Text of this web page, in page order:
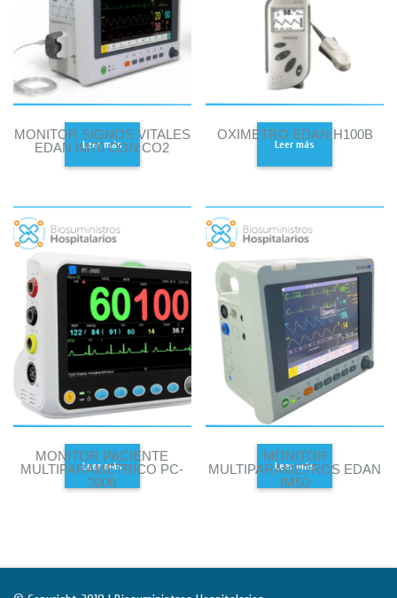
MONITOR SIGNOS VITALES
EDAN IM70 CON CO2
Leer más
OXIMETRO EDAN H100B
Leer más
MONITOR PACIENTE
MULTIPARAMETRICO PC-
3000
Leer más
MONITOR
MULTIPARAMETROS EDAN
IM50
Leer más